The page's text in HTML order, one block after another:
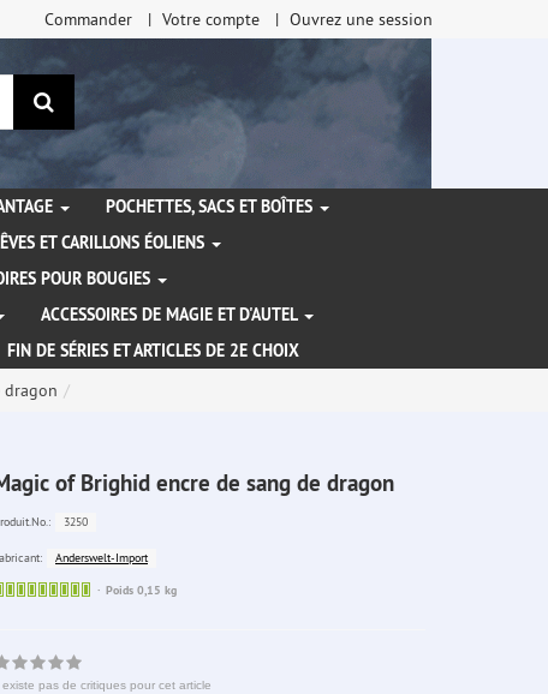
Commander Votre compte Ouvrez une session
Rechercher
POCHETTES, SACS ET BOÎTES
ET CARILLONS ÉOLIENS
POUR BOUGIES
ACCESSOIRES DE MAGIE ET D'AUTEL
FIN DE SÉRIES ET ARTICLES DE 2E CHOIX
dragon
of Brighid encre de sang de dragon
3250
Anderswelt-Import
Sofort
Poids 0,15 kg
Il existe pas de critiques pour cet article